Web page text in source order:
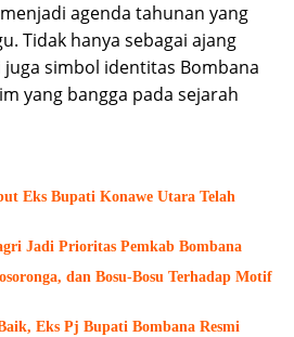
agenda tahunan yang
Tidak hanya sebagai ajang
simbol identitas Bombana
yang bangga pada sejarah
Eks Bupati Konawe Utara Telah
Jadi Prioritas Pemkab Bombana
dan Bosu-Bosu Terhadap Motif
Eks Pj Bupati Bombana Resmi